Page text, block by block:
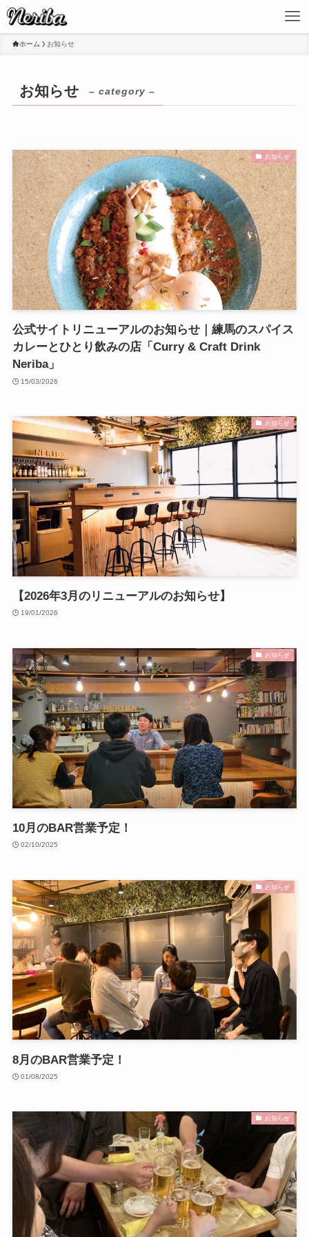
ホーム お知らせ
お知らせ – category –
お知らせ
公式サイトリニューアルのお知らせ｜練馬のスパイス
カレーとひとり飲みの店「Curry & Craft Drink
Neriba」
15/03/2026
お知らせ
【2026年3月のリニューアルのお知らせ】
19/01/2026
お知らせ
10月のBAR営業予定！
02/10/2025
お知らせ
8月のBAR営業予定！
01/08/2025
お知らせ